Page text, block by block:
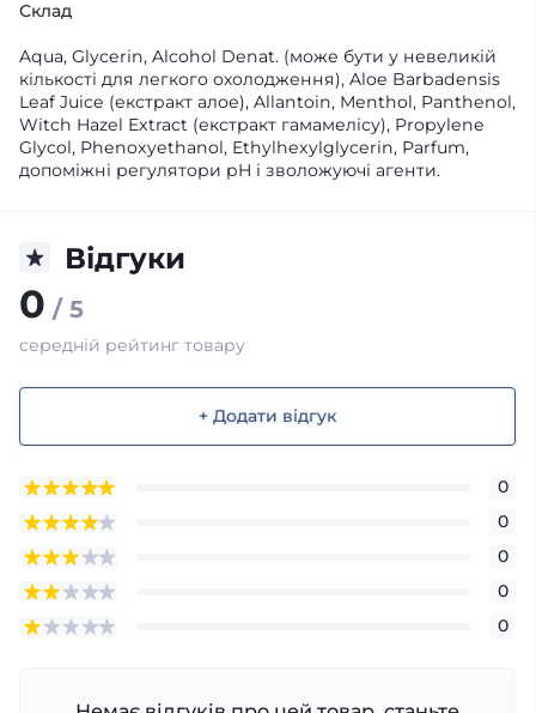
Склад
Aqua, Glycerin, Alcohol Denat. (може бути у невеликій
кількості для легкого охолодження), Aloe Barbadensis
Leaf Juice (екстракт алое), Allantoin, Menthol, Panthenol,
Witch Hazel Extract (екстракт гамамелісу), Propylene
Glycol, Phenoxyethanol, Ethylhexylglycerin, Parfum,
допоміжні регулятори pH і зволожуючі агенти.
Відгуки
0 / 5
середній рейтинг товару
+ Додати відгук
0
0
0
0
0